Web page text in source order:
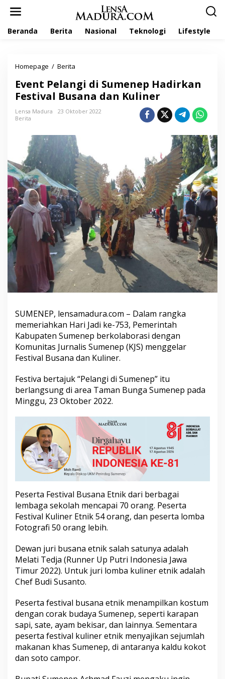
Beranda Berita Nasional Teknologi Lifestyle
Homepage / Berita
e
n
t
P
a
n
g
i
d
i
S
u
m
e
n
p
d
r
a
n
F
e
s
t
l
B
s
a
n
a
n
K
u
i
n
e
Event Pelangi di Sumenep Hadirkan
Festival Busana dan Kuliner
Lensa Madura
23 Oktober 2022
Berita
SUMENEP, lensamadura.com – Dalam rangka
memeriahkan Hari Jadi ke-753, Pemerintah
Kabupaten Sumenep berkolaborasi dengan
Komunitas Jurnalis Sumenep (KJS) menggelar
Festival Busana dan Kuliner.
Festiva bertajuk “Pelangi di Sumenep” itu
berlangsung di area Taman Bunga Sumenep pada
Minggu, 23 Oktober 2022.
Peserta Festival Busana Etnik dari berbagai
lembaga sekolah mencapai 70 orang. Peserta
Festival Kuliner Etnik 54 orang, dan peserta lomba
Fotografi 50 orang lebih.
Dewan juri busana etnik salah satunya adalah
Melati Tedja (Runner Up Putri Indonesia Jawa
Timur 2022). Untuk juri lomba kuliner etnik adalah
Chef Budi Susanto.
Peserta festival busana etnik menampilkan kostum
dengan corak budaya Sumenep, seperti karapan
sapi, sate, ayam bekisar, dan lainnya. Sementara
peserta festival kuliner etnik menyajikan sejumlah
makanan khas Sumenep, di antaranya kaldu kokot
dan soto campor.